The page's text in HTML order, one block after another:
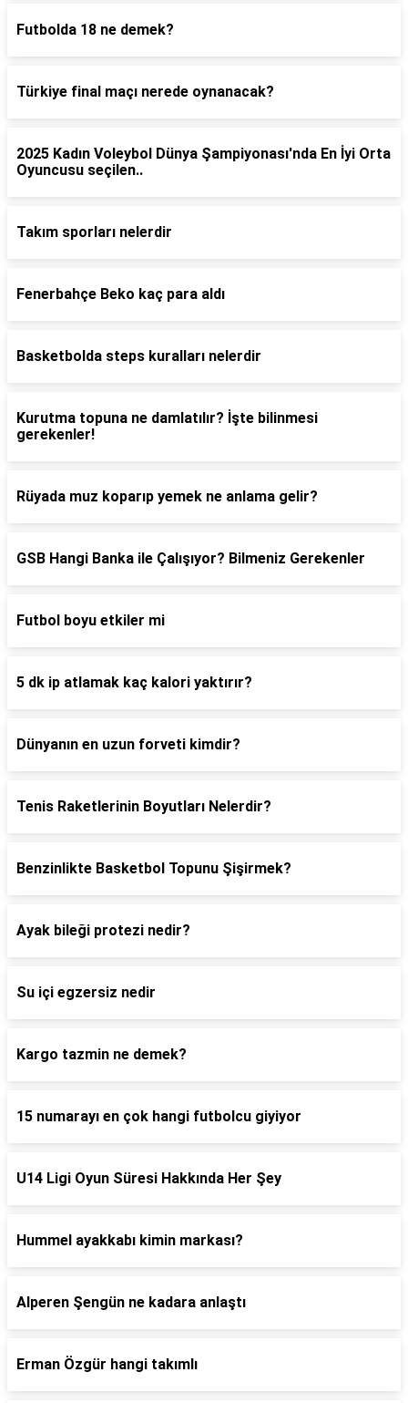
Futbolda 18 ne demek?
Türkiye final maçı nerede oynanacak?
2025 Kadın Voleybol Dünya Şampiyonası'nda En İyi Orta
Oyuncusu seçilen..
Takım sporları nelerdir
Fenerbahçe Beko kaç para aldı
Basketbolda steps kuralları nelerdir
Kurutma topuna ne damlatılır? İşte bilinmesi
gerekenler!
Rüyada muz koparıp yemek ne anlama gelir?
GSB Hangi Banka ile Çalışıyor? Bilmeniz Gerekenler
Futbol boyu etkiler mi
5 dk ip atlamak kaç kalori yaktırır?
Dünyanın en uzun forveti kimdir?
Tenis Raketlerinin Boyutları Nelerdir?
Benzinlikte Basketbol Topunu Şişirmek?
Ayak bileği protezi nedir?
Su içi egzersiz nedir
Kargo tazmin ne demek?
15 numarayı en çok hangi futbolcu giyiyor
U14 Ligi Oyun Süresi Hakkında Her Şey
Hummel ayakkabı kimin markası?
Alperen Şengün ne kadara anlaştı
Erman Özgür hangi takımlı